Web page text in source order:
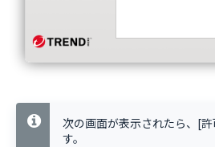
次の画面が表示されたら、[
す。